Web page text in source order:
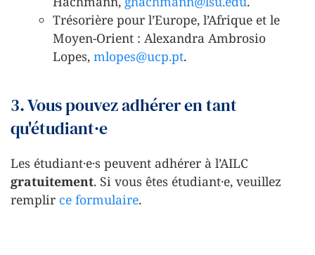
Trésorière pour l’Europe, l’Afrique et le
Moyen-Orient : Alexandra Ambrosio
Lopes, mlopes@ucp.pt.
3. Vous pouvez adhérer en tant
qu'étudiant·e
Les étudiant·e·s peuvent adhérer à l’AILC
gratuitement. Si vous êtes étudiant·e, veuillez
remplir ce formulaire.